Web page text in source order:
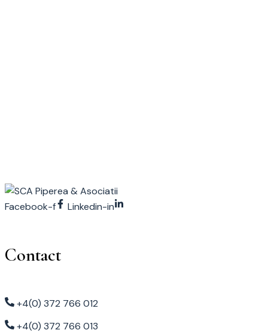
Facebook-f Linkedin-in
Contact
+4(0) 372 766 012
+4(0) 372 766 013